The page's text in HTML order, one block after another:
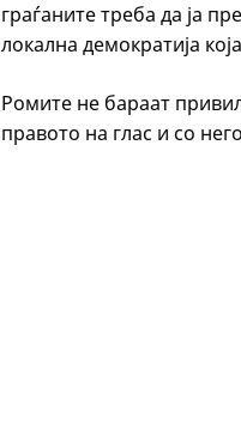
граѓаните треба да ја
локална демократија
Ромите не бараат
правото на глас и со